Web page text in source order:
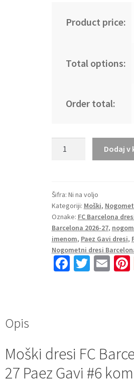
Product price:
Total options:
Order total:
Domači
2026-
27
Paez
Gavi
#6
kompleti
Dodaj v
Šifra: Ni na voljo
Kategoriji: Moški,
Oznake: FC Barcelona
Barcelona 2026-27,
imenom, Paez Gavi dresi,
Nogometni dresi
Fa
k
T E
Opis
Moški dresi FC
27 Paez Gavi #6